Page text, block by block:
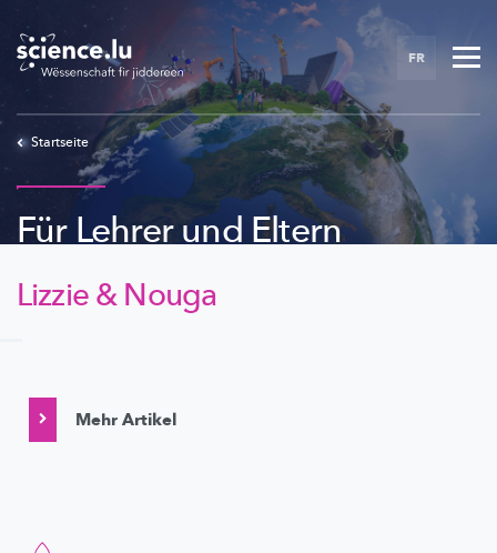
main
content
FR
Startseite
Für Lehrer und Eltern
Lizzie & Nouga
Mehr Artikel